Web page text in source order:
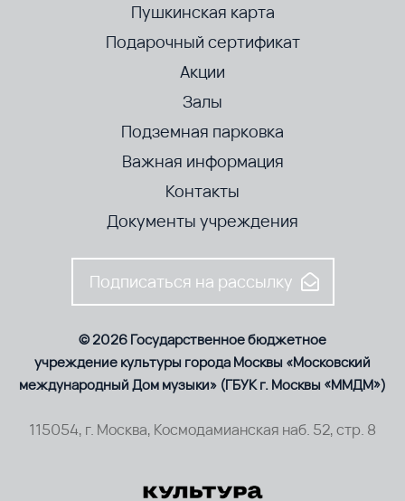
Пушкинская карта
Подарочный сертификат
Акции
Залы
Подземная парковка
Важная информация
Контакты
Документы учреждения
Подписаться на рассылку
© 2026 Государственное бюджетное
учреждение культуры города Москвы «Московский
международный Дом музыки» (ГБУК г. Москвы «ММДМ»)
115054, г. Москва, Космодамианская наб. 52, стр. 8